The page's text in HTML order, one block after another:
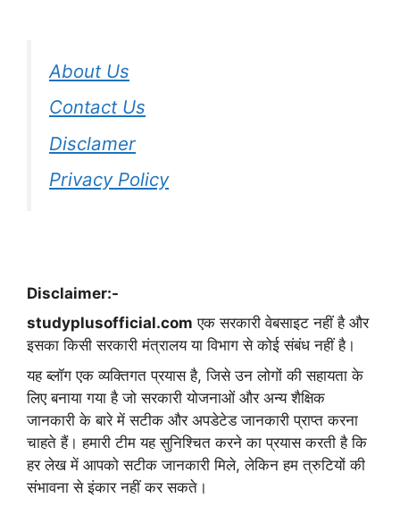
About Us
Contact Us
Disclamer
Privacy Policy
Disclaimer:-
studyplusofficial.com एक सरकारी वेबसाइट नहीं है और
इसका किसी सरकारी मंत्रालय या विभाग से कोई संबंध नहीं है।
यह ब्लॉग एक व्यक्तिगत प्रयास है, जिसे उन लोगों की सहायता के
लिए बनाया गया है जो सरकारी योजनाओं और अन्य शैक्षिक
जानकारी के बारे में सटीक और अपडेटेड जानकारी प्राप्त करना
चाहते हैं। हमारी टीम यह सुनिश्चित करने का प्रयास करती है कि
हर लेख में आपको सटीक जानकारी मिले, लेकिन हम त्रुटियों की
संभावना से इंकार नहीं कर सकते।